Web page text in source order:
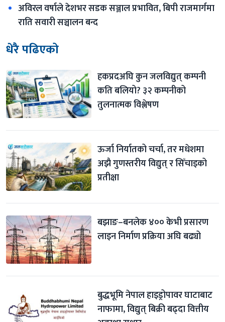
अविरल वर्षाले देशभर सडक सञ्जाल प्रभावित, बिपी राजमार्गमा
राति सवारी सञ्चालन बन्द
धेरै पढिएको
हकप्रदअघि कुन जलविद्युत् कम्पनी
कति बलियो? ३२ कम्पनीको
तुलनात्मक विश्लेषण
ऊर्जा निर्यातको चर्चा, तर मधेशमा
अझै गुणस्तरीय विद्युत् र सिँचाइको
प्रतीक्षा
बझाङ–बनलेक ४०० केभी प्रसारण
लाइन निर्माण प्रक्रिया अघि बढ्यो
बुद्धभूमि नेपाल हाइड्रोपावर घाटाबाट
नाफामा, विद्युत् बिक्री बढ्दा वित्तीय